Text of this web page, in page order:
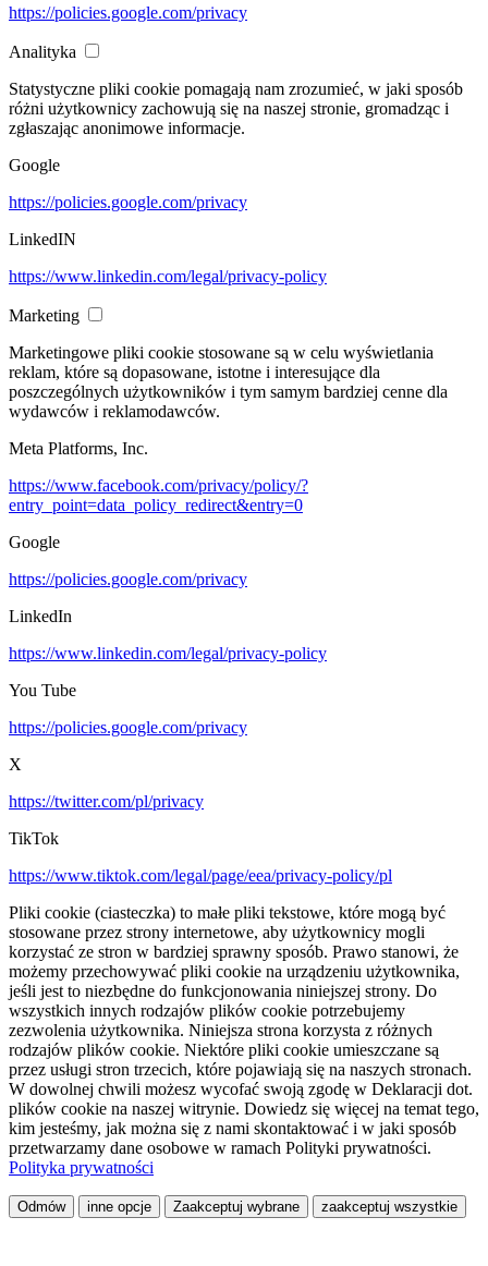
https://policies.google.com/privacy
Analityka
Statystyczne pliki cookie pomagają nam zrozumieć, w jaki sposób
różni użytkownicy zachowują się na naszej stronie, gromadząc i
zgłaszając anonimowe informacje.
Google
https://policies.google.com/privacy
LinkedIN
https://www.linkedin.com/legal/privacy-policy
Marketing
Marketingowe pliki cookie stosowane są w celu wyświetlania
reklam, które są dopasowane, istotne i interesujące dla
poszczególnych użytkowników i tym samym bardziej cenne dla
wydawców i reklamodawców.
Meta Platforms, Inc.
https://www.facebook.com/privacy/policy/?
entry_point=data_policy_redirect&entry=0
Google
https://policies.google.com/privacy
LinkedIn
https://www.linkedin.com/legal/privacy-policy
You Tube
https://policies.google.com/privacy
X
https://twitter.com/pl/privacy
TikTok
https://www.tiktok.com/legal/page/eea/privacy-policy/pl
Pliki cookie (ciasteczka) to małe pliki tekstowe, które mogą być
stosowane przez strony internetowe, aby użytkownicy mogli
korzystać ze stron w bardziej sprawny sposób. Prawo stanowi, że
możemy przechowywać pliki cookie na urządzeniu użytkownika,
jeśli jest to niezbędne do funkcjonowania niniejszej strony. Do
wszystkich innych rodzajów plików cookie potrzebujemy
zezwolenia użytkownika. Niniejsza strona korzysta z różnych
rodzajów plików cookie. Niektóre pliki cookie umieszczane są
przez usługi stron trzecich, które pojawiają się na naszych stronach.
W dowolnej chwili możesz wycofać swoją zgodę w Deklaracji dot.
plików cookie na naszej witrynie. Dowiedz się więcej na temat tego,
kim jesteśmy, jak można się z nami skontaktować i w jaki sposób
przetwarzamy dane osobowe w ramach Polityki prywatności.
Polityka prywatności
Odmów inne opcje Zaakceptuj wybrane zaakceptuj wszystkie